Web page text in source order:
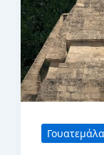
Γουατεμάλα